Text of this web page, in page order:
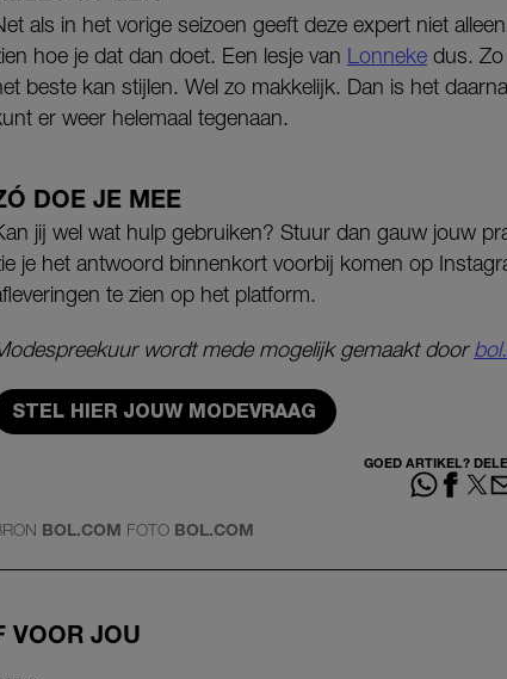
als in het vorige seizoen geeft deze expert niet
hoe je dat dan doet. Een lesje van Lonneke dus.
beste kan stijlen. Wel zo makkelijk. Dan is het
er weer helemaal tegenaan.
DOE JE MEE
jij wel wat hulp gebruiken? Stuur dan gauw jouw
je het antwoord binnenkort voorbij komen op
te zien op het platform.
wordt mede mogelijk gemaakt door
STEL HIER JOUW MODEVRAAG
GOED ARTIKEL?
BOL.COM FOTO BOL.COM
VOOR JOU